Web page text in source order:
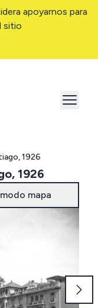
apoyarnos para
sitio
1926
1926
modo mapa